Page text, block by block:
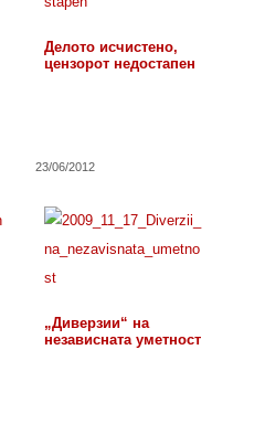
Делото исчистено,
цензорот недостапен
23/06/2012
„Диверзии“ на
независната уметност